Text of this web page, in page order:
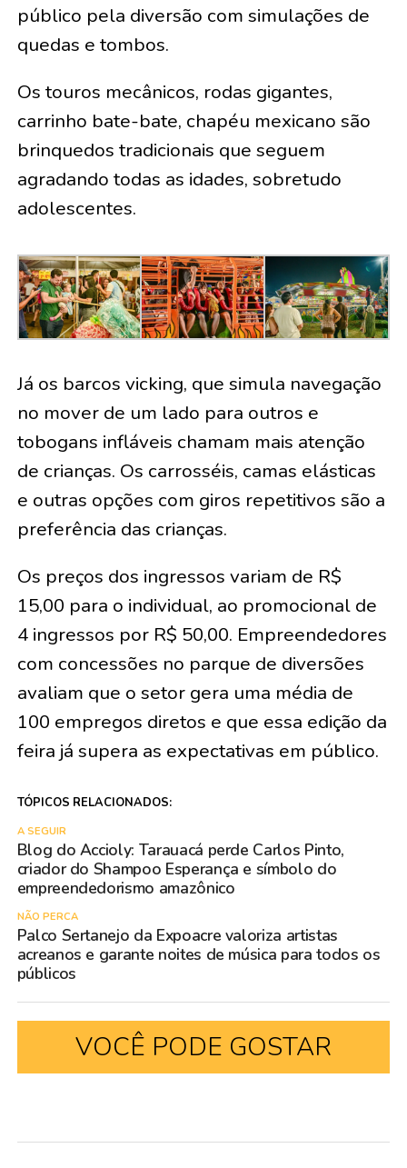
público pela diversão com simulações de
quedas e tombos.
Os touros mecânicos, rodas gigantes,
carrinho bate-bate, chapéu mexicano são
brinquedos tradicionais que seguem
agradando todas as idades, sobretudo
adolescentes.
Já os barcos vicking, que simula navegação
no mover de um lado para outros e
tobogans infláveis chamam mais atenção
de crianças. Os carrosséis, camas elásticas
e outras opções com giros repetitivos são a
preferência das crianças.
Os preços dos ingressos variam de R$
15,00 para o individual, ao promocional de
4 ingressos por R$ 50,00. Empreendedores
com concessões no parque de diversões
avaliam que o setor gera uma média de
100 empregos diretos e que essa edição da
feira já supera as expectativas em público.
TÓPICOS RELACIONADOS:
A SEGUIR
Blog do Accioly: Tarauacá perde Carlos Pinto,
criador do Shampoo Esperança e símbolo do
empreendedorismo amazônico
NÃO PERCA
Palco Sertanejo da Expoacre valoriza artistas
acreanos e garante noites de música para todos os
públicos
VOCÊ PODE GOSTAR